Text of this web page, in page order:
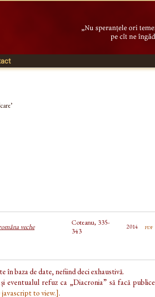
veche
Coteanu, 335-
343
2014 pdf
baza de date, nefiind deci exhaustivă.
eventualul refuz ca „Diacronia” să facă publice
javascript to view.].